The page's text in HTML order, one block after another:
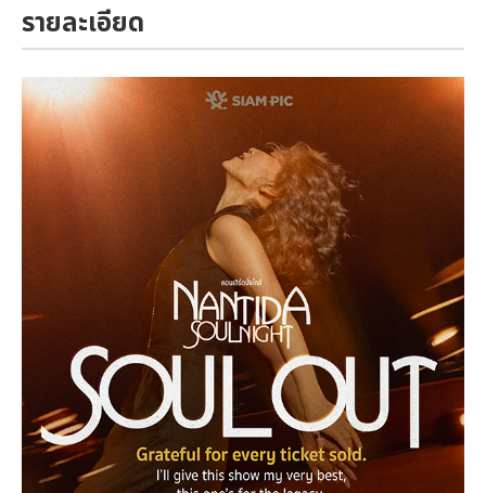
รายละเอียด